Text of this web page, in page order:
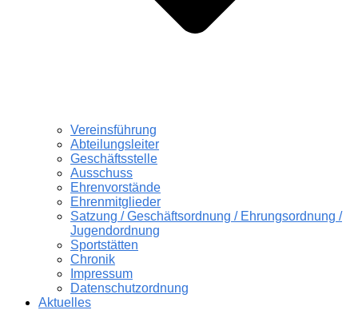
Vereinsführung
Abteilungsleiter
Geschäftsstelle
Ausschuss
Ehrenvorstände
Ehrenmitglieder
Satzung / Geschäftsordnung / Ehrungsordnung /
Jugendordnung
Sportstätten
Chronik
Impressum
Datenschutzordnung
Aktuelles